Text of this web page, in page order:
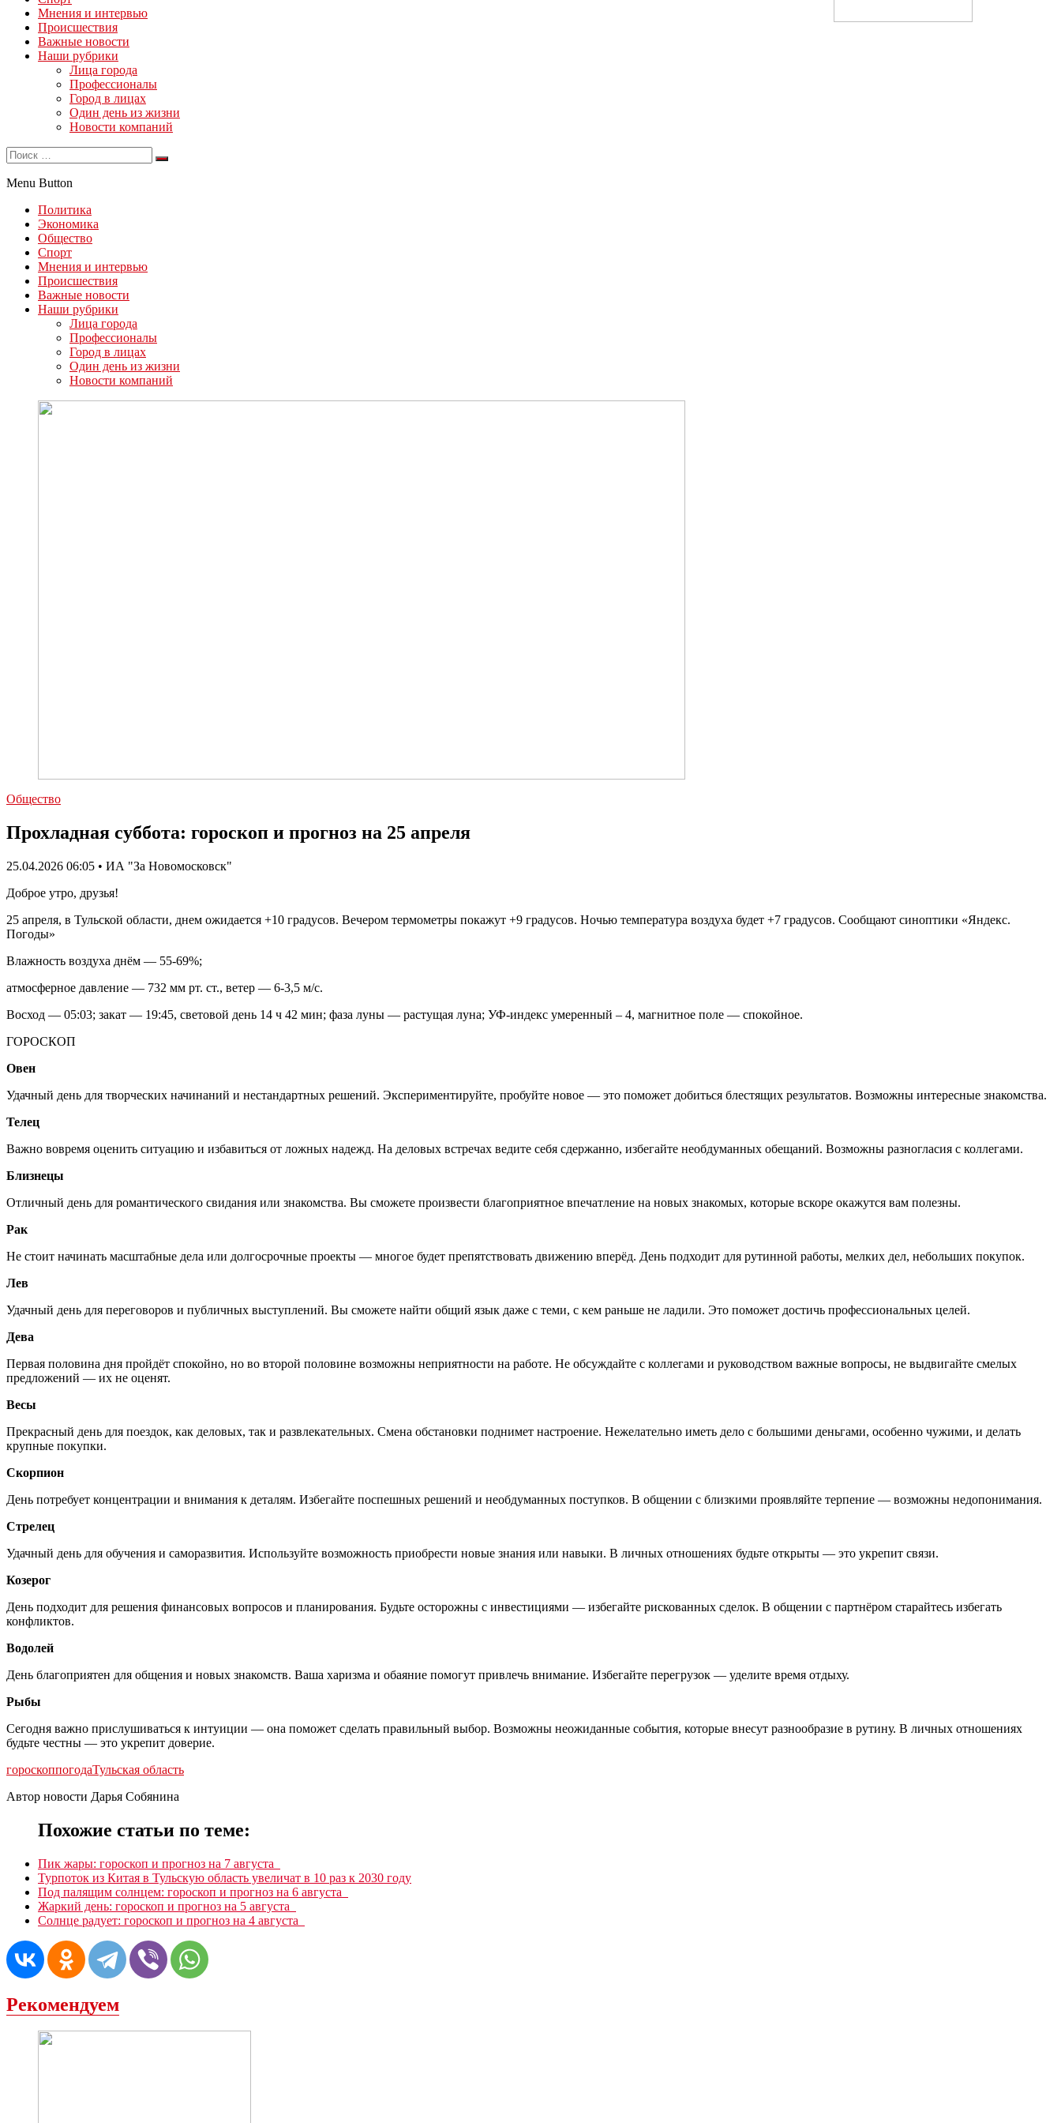
Мнения и интервью
Происшествия
Важные новости
Наши рубрики
Лица города
Профессионалы
Город в лицах
Один день из жизни
Новости компаний
Menu Button
Политика
Экономика
Общество
Спорт
Мнения и интервью
Происшествия
Важные новости
Наши рубрики
Лица города
Профессионалы
Город в лицах
Один день из жизни
Новости компаний
Общество
Прохладная суббота: гороскоп и прогноз на 25 апреля
25.04.2026 06:05 • ИА "За Новомосковск"
Доброе утро, друзья!
25 апреля, в Тульской области, днем ожидается +10 градусов. Вечером термометры покажут +9 градусов. Ночью температура воздуха будет +7 градусов. Сообщают синоптики «Яндекс.
Погоды»
Влажность воздуха днём — 55-69%;
атмосферное давление — 732 мм рт. ст., ветер — 6-3,5 м/с.
Восход — 05:03; закат — 19:45, световой день 14 ч 42 мин; фаза луны — растущая луна; УФ-индекс умеренный – 4, магнитное поле — спокойное.
ГОРОСКОП
Овен
Удачный день для творческих начинаний и нестандартных решений. Экспериментируйте, пробуйте новое — это поможет добиться блестящих результатов. Возможны интересные знакомства.
Телец
Важно вовремя оценить ситуацию и избавиться от ложных надежд. На деловых встречах ведите себя сдержанно, избегайте необдуманных обещаний. Возможны разногласия с коллегами.
Близнецы
Отличный день для романтического свидания или знакомства. Вы сможете произвести благоприятное впечатление на новых знакомых, которые вскоре окажутся вам полезны.
Рак
Не стоит начинать масштабные дела или долгосрочные проекты — многое будет препятствовать движению вперёд. День подходит для рутинной работы, мелких дел, небольших покупок.
Лев
Удачный день для переговоров и публичных выступлений. Вы сможете найти общий язык даже с теми, с кем раньше не ладили. Это поможет достичь профессиональных целей.
Дева
Первая половина дня пройдёт спокойно, но во второй половине возможны неприятности на работе. Не обсуждайте с коллегами и руководством важные вопросы, не выдвигайте смелых
предложений — их не оценят.
Весы
Прекрасный день для поездок, как деловых, так и развлекательных. Смена обстановки поднимет настроение. Нежелательно иметь дело с большими деньгами, особенно чужими, и делать
крупные покупки.
Скорпион
День потребует концентрации и внимания к деталям. Избегайте поспешных решений и необдуманных поступков. В общении с близкими проявляйте терпение — возможны недопонимания.
Стрелец
Удачный день для обучения и саморазвития. Используйте возможность приобрести новые знания или навыки. В личных отношениях будьте открыты — это укрепит связи.
Козерог
День подходит для решения финансовых вопросов и планирования. Будьте осторожны с инвестициями — избегайте рискованных сделок. В общении с партнёром старайтесь избегать
конфликтов.
Водолей
День благоприятен для общения и новых знакомств. Ваша харизма и обаяние помогут привлечь внимание. Избегайте перегрузок — уделите время отдыху.
Рыбы
Сегодня важно прислушиваться к интуиции — она поможет сделать правильный выбор. Возможны неожиданные события, которые внесут разнообразие в рутину. В личных отношениях
будьте честны — это укрепит доверие.
гороскоппогодаТульская область
Автор новости Дарья Собянина
Похожие статьи по теме:
Пик жары: гороскоп и прогноз на 7 августа
Турпоток из Китая в Тульскую область увеличат в 10 раз к 2030 году
Под палящим солнцем: гороскоп и прогноз на 6 августа
Жаркий день: гороскоп и прогноз на 5 августа
Солнце радует: гороскоп и прогноз на 4 августа
Рекомендуем